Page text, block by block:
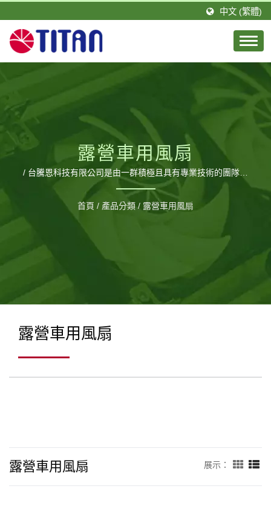
中文 (繁體)
露營車用風扇
/ 台騰恩科技有限公司是由一群積極且具有專業技術的團隊所
組成。TITAN的總公司設立於台灣，分公司則設立於德國，並
在大陸廣東省擁有1間工廠，佔地約20,000平方公尺以及約
460位員工，每月可生產120萬個風扇。
首頁 / 產品分類 / 露營車用風扇
露營車用風扇
露營車用風扇 展示：